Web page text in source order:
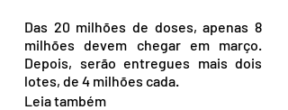
Das 20 milhões de doses, apenas 8
milhões devem chegar em março.
Depois, serão entregues mais dois
lotes, de 4 milhões cada.
Leia também